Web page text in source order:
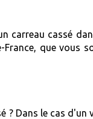
carreau cassé
que vous
? Dans le cas d'un